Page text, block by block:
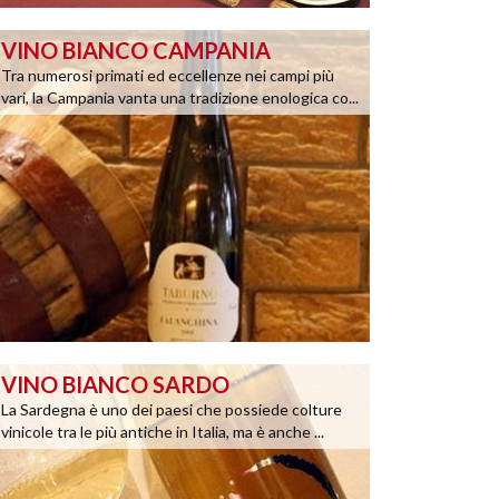
VINO BIANCO CAMPANIA
Tra numerosi primati ed eccellenze nei campi più
vari, la Campania vanta una tradizione enologica co...
VINO BIANCO SARDO
La Sardegna è uno dei paesi che possiede colture
vinicole tra le più antiche in Italia, ma è anche ...